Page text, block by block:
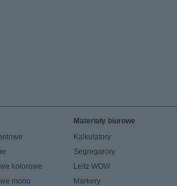
kolorowe
mono
Materiały biurowe
Kalkulatory
Segregarory
Leitz WOW
Markery